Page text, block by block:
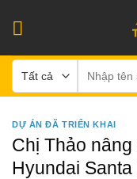
kiếm:
DỰ ÁN ĐÃ TRIỂN KHAI
Chị Thảo
Hyundai